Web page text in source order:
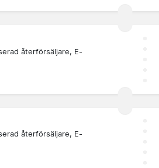
återförsäljare, E-
återförsäljare, E-